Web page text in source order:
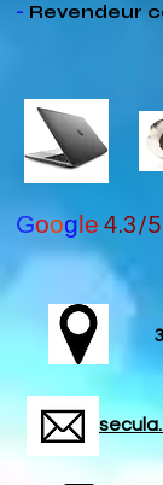
- Revendeur
Google 4.3/5